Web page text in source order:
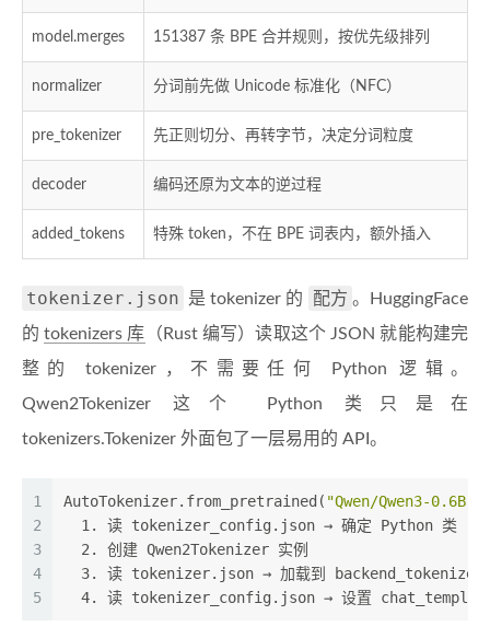
model.merges 151387 条 BPE 合并规则，按优先级排列
normalizer 分词前先做 Unicode 标准化（NFC）
pre_tokenizer 先正则切分、再转字节，决定分词粒度
decoder 编码还原为文本的逆过程
added_tokens 特殊 token，不在 BPE 词表内，额外插入
tokenizer.json 是 tokenizer 的 配方 。HuggingFace
的tokenizers 库 （Rust 编写）读取这个 JSON 就能构建完
整的 tokenizer，不需要任何 Python 逻辑。
Qwen2Tokenizer 这个 Python 类只是在
tokenizers.Tokenizer 外面包了一层易用的 API。
1
2
3
4
5
AutoTokenizer.from_pretrained( "Qwen/Qwen3-0.6B"
1. 读 tokenizer_config.json → 确定 Python 类
  2. 创建 Qwen2Tokenizer 实例
3. 读 tokenizer.json → 加载到 backend_tokenizer
4. 读 tokenizer_config.json → 设置